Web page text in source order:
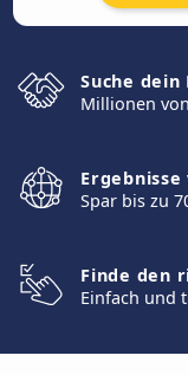
Suche dein
Millionen
Spar bis zu
Finde den
Einfach und